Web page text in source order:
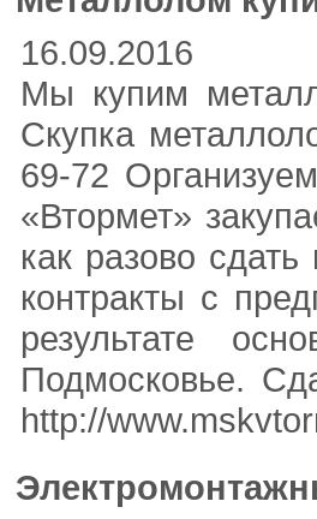
16.09.2016
Мы купим
Скупка
69-72
«Втормет»
как разово
контракты с
результате
Подмосковье.
http://